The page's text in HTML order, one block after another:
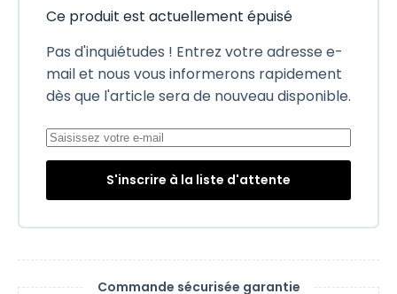
Ce produit est actuellement épuisé
Pas d'inquiétudes ! Entrez votre adresse e-
mail et nous vous informerons rapidement
dès que l'article sera de nouveau disponible.
S'inscrire à la liste d'attente
Commande sécurisée garantie